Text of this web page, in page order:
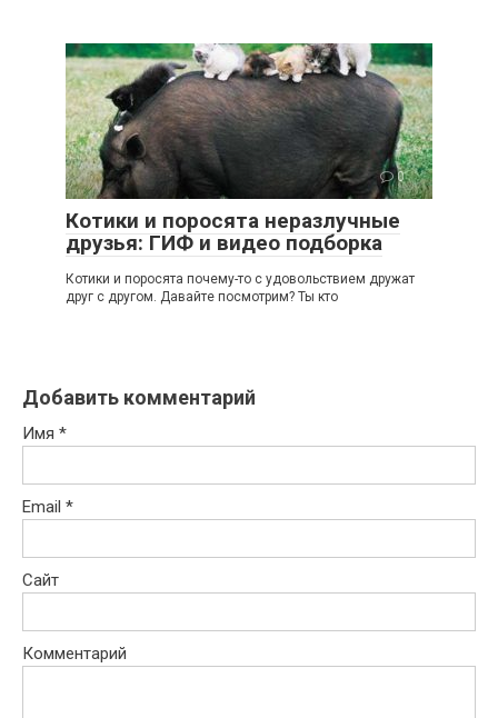
0
Котики и поросята неразлучные
друзья: ГИФ и видео подборка
Котики и поросята почему-то с удовольствием дружат
друг с другом. Давайте посмотрим? Ты кто
Добавить комментарий
Имя *
Email *
Сайт
Комментарий